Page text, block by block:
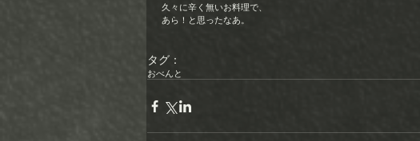
久々に辛く無いお料理で、
あら！と思ったなあ。
タグ：
おべんと